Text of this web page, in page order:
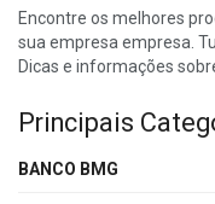
Encontre os melhores
sua empresa empresa.
Dicas e informações
Principais
BANCO BMG